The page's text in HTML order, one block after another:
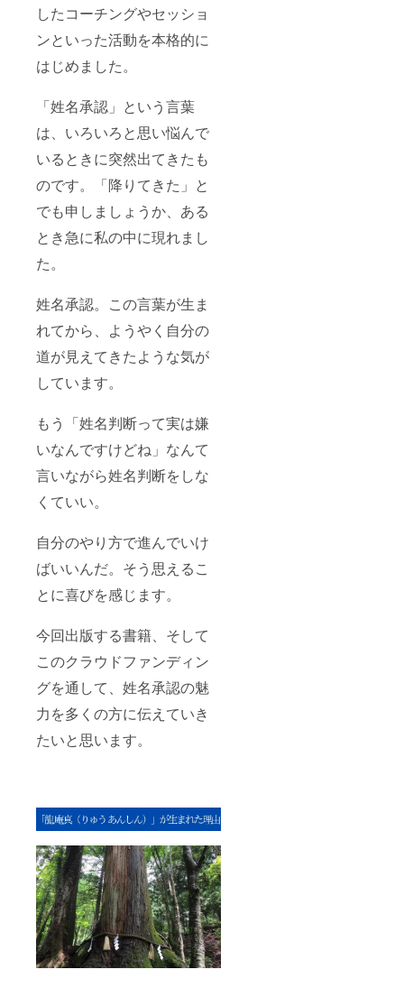
したコーチングやセッショ
ンといった活動を本格的に
はじめました。
「姓名承認」という言葉
は、いろいろと思い悩んで
いるときに突然出てきたも
のです。「降りてきた」と
でも申しましょうか、ある
とき急に私の中に現れまし
た。
姓名承認。この言葉が生ま
れてから、ようやく自分の
道が見えてきたような気が
しています。
もう「姓名判断って実は嫌
いなんですけどね」なんて
言いながら姓名判断をしな
くていい。
自分のやり方で進んでいけ
ばいいんだ。そう思えるこ
とに喜びを感じます。
今回出版する書籍、そして
このクラウドファンディン
グを通して、姓名承認の魅
力を多くの方に伝えていき
たいと思います。